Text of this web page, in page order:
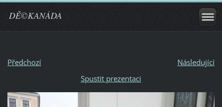
DĚ©KANÁDA
Předchozí
Následující
Spustit prezentaci